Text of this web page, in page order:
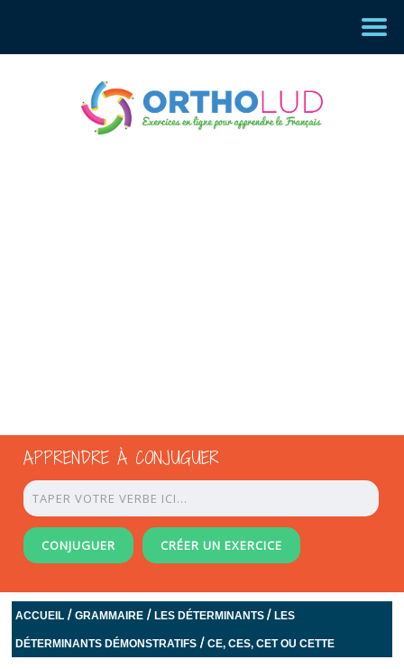
APPRENDRE À CONJUGUER
CONJUGUER CRÉER UN EXERCICE
ACCUEIL /GRAMMAIRE /LES DÉTERMINANTS/LES
DÉTERMINANTS DÉMONSTRATIFS /CE, CES, CET OU CETTE